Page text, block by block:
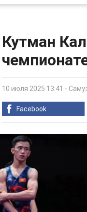
Кутман
10 июля 2025 13:41 -
Facebook